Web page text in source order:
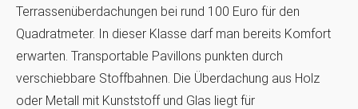
Terrassenüberdachungen bei rund 100 Euro für den
Quadratmeter. In dieser Klasse darf man bereits Komfort
erwarten. Transportable Pavillons punkten durch
verschiebbare Stoffbahnen. Die Überdachung aus Holz
oder Metall mit Kunststoff und Glas liegt für